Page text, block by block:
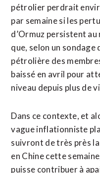
pétrolier perdrait
par semaine si les
d’Ormuz persistent
que, selon un
pétrolière des
baissé en avril pour
niveau depuis plus de
Dans ce contexte, et
vague inflationniste
suivront de très près
en Chine cette
puisse contribuer à